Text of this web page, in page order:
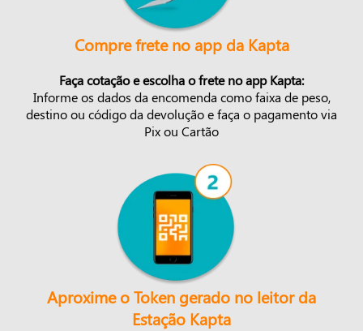
Compre frete no app da Kapta
Faça cotação e escolha o frete no app Kapta:
Informe os dados da encomenda como faixa de peso,
destino ou código da devolução e faça o pagamento via
Pix ou Cartão
Aproxime o Token gerado no leitor da
Estação Kapta